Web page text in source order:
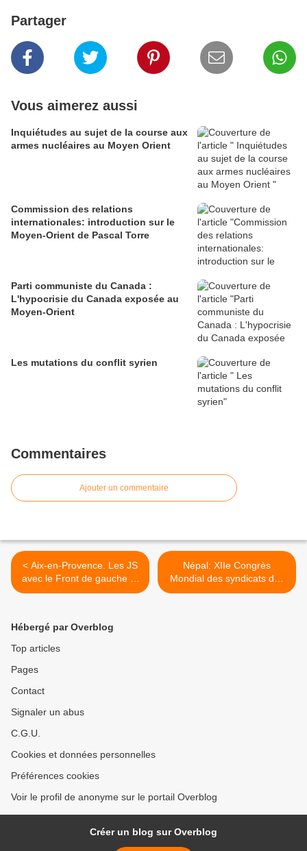
Partager
Vous aimerez aussi
Inquiétudes au sujet de la course aux
armes nucléaires au Moyen Orient
Commission des relations
internationales: introduction sur le
Moyen-Orient de Pascal Torre
Parti communiste du Canada :
L'hypocrisie du Canada exposée au
Moyen-Orient
Les mutations du conflit syrien
Commentaires
Ajouter un commentaire
< Aix-en-Provence. Les JS
avec le Front de gauche et
EELV ?
Népal: XIIe Congrès
Mondial des syndicats des
employés de la fonction
Hébergé par Overblog
Top articles
Pages
Contact
Signaler un abus
C.G.U.
Cookies et données personnelles
Préférences cookies
Voir le profil de anonyme sur le portail Overblog
Créer un blog sur Overblog